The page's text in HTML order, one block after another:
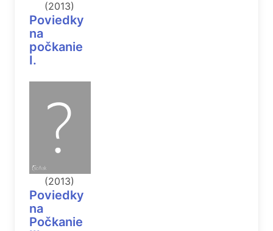
(2013)
Poviedky
na
počkanie
I.
(2013)
Poviedky
na
Počkanie